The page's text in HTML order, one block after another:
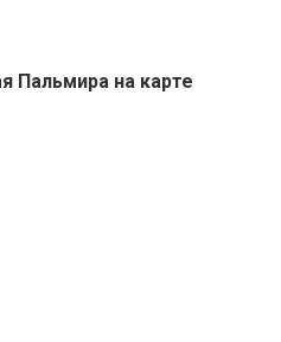
Пальмира на карте